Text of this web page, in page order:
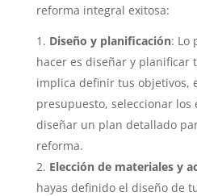
reforma integral exitosa:
Diseño y planificación: Lo
hacer es diseñar y planificar
implica definir tus objetivos,
presupuesto, seleccionar los
diseñar un plan detallado
reforma.
Elección de materiales y
hayas definido el diseño de